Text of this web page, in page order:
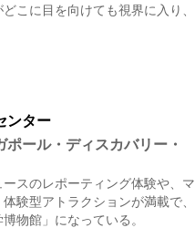
こに目を向けても視界に入り、
ンター
ール・ディスカバリー・
スのレポーティング体験や、マ
験型アトラクションが満載で、
物館」になっている。